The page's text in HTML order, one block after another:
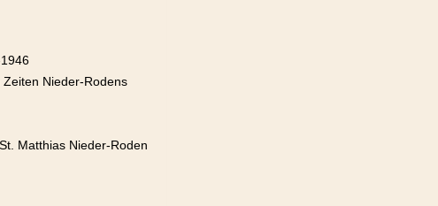
Nieder-Rodens
Matthias Nieder-Roden